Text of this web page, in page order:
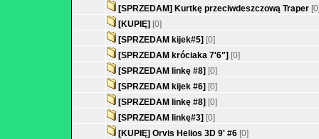
[SPRZEDAM] Kurtkę przeciwdeszczową Traper
[KUPIĘ] [0]
[SPRZEDAM kijek#5] [0]
[SPRZEDAM króciaka 7'6"] [0]
[SPRZEDAM linkę #8] [0]
[SPRZEDAM kijek #6] [0]
[SPRZEDAM linkę #8] [0]
[SPRZEDAM linkę#3] [0]
[KUPIĘ] Orvis Helios 3D 9' #6 [0]